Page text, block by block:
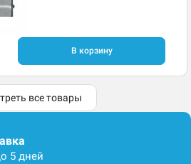
В корзину
все товары
5 дней